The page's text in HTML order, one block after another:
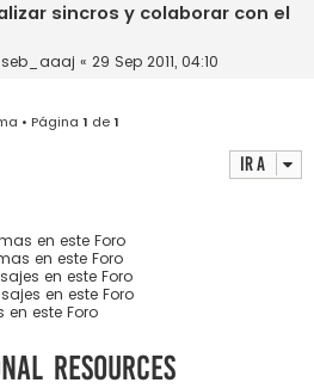
sincros y colaborar con el
seb_aaaj « 29 Sep 2011, 04:10
• Página 1 de1
Ir a
en este Foro
en este Foro
en este Foro
en este Foro
este Foro
resources